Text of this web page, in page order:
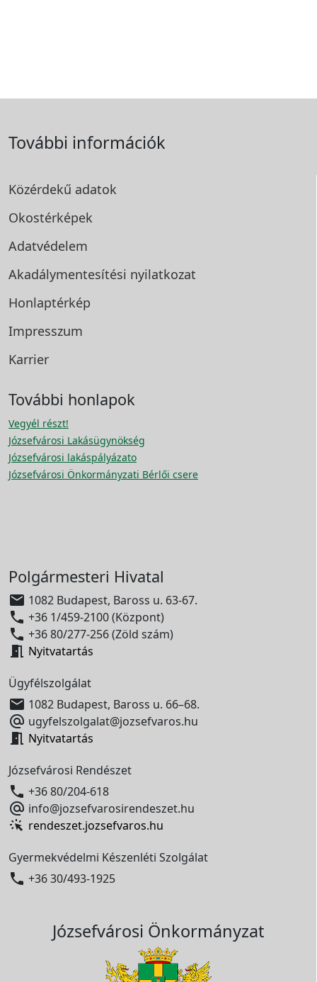
További információk
Közérdekű adatok
Okostérképek
Adatvédelem
Akadálymentesítési nyilatkozat
Honlaptérkép
Impresszum
Karrier
További honlapok
Vegyél részt!
Józsefvárosi Lakásügynökség
Józsefvárosi lakáspályázato
Józsefvárosi Önkormányzati Bérlői csere
Polgármesteri Hivatal
 1082 Budapest, Baross u. 63-67.
 +36 1/459-2100 (Központ)
 +36 80/277-256 (Zöld szám)
 Nyitvatartás
Ügyfélszolgálat
 1082 Budapest, Baross u. 66–68.
 ugyfelszolgalat@jozsefvaros.hu
 Nyitvatartás
Józsefvárosi Rendészet
 +36 80/204-618
 info@jozsefvarosirendeszet.hu
rendeszet.jozsefvaros.hu
Gyermekvédelmi Készenléti Szolgálat
 +36 30/493-1925
Józsefvárosi Önkormányzat